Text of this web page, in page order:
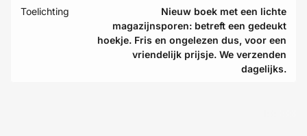
Toelichting
Nieuw boek met een lichte
magazijnsporen: betreft een gedeukt
hoekje. Fris en ongelezen dus, voor een
vriendelijk prijsje. We verzenden
dagelijks.